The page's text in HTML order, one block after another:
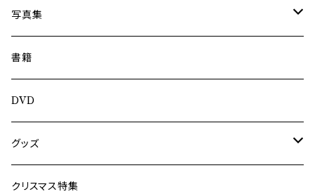
内海利勝
南博
ASA-CHANG
Jun Kawabata
Mooney
写真集
Jun Kawabata
旅の記憶
書籍
DVD
グッズ
Tシャツ
クリスマス特集